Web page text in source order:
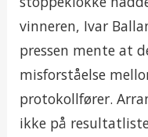
vinneren, Ivar
pressen mente at
misforståelse
protokollfører.
ikke på